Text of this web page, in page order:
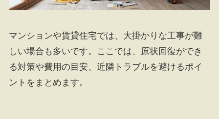
マンションや賃貸住宅では、大掛かりな工事が難
しい場合も多いです。ここでは、原状回復ができ
る対策や費用の目安、近隣トラブルを避けるポイ
ントをまとめます。